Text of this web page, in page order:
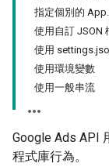
指定個別的
使用自訂 JSON
使用
使用環境變數
使用一般串流
Google Ads API
程式庫行為。